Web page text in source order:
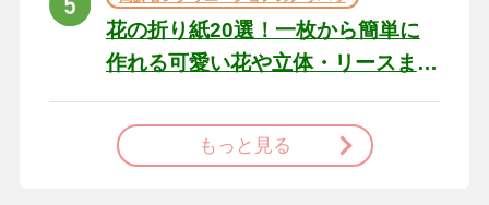
花の折り紙20選！一枚から簡単に
作れる可愛い花や立体・リースま
もっと見る